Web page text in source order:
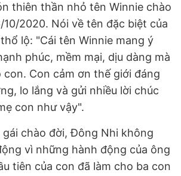
thiên thần nhỏ tên Winnie chào
2020. Nói về tên đặc biệt của
lộ: "Cái tên Winnie mang ý
phúc, mềm mại, dịu dàng mà
con. Con cảm ơn thế giới đáng
lo lắng và gửi nhiều lời chúc
con như vậy".
chào đời, Đông Nhi không
vì những hành động của ông
tiên của con đã làm cho ba con